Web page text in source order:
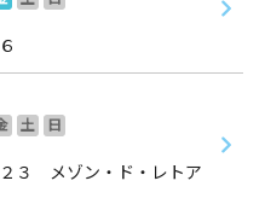
土
日
３ メゾン・ド・レトア